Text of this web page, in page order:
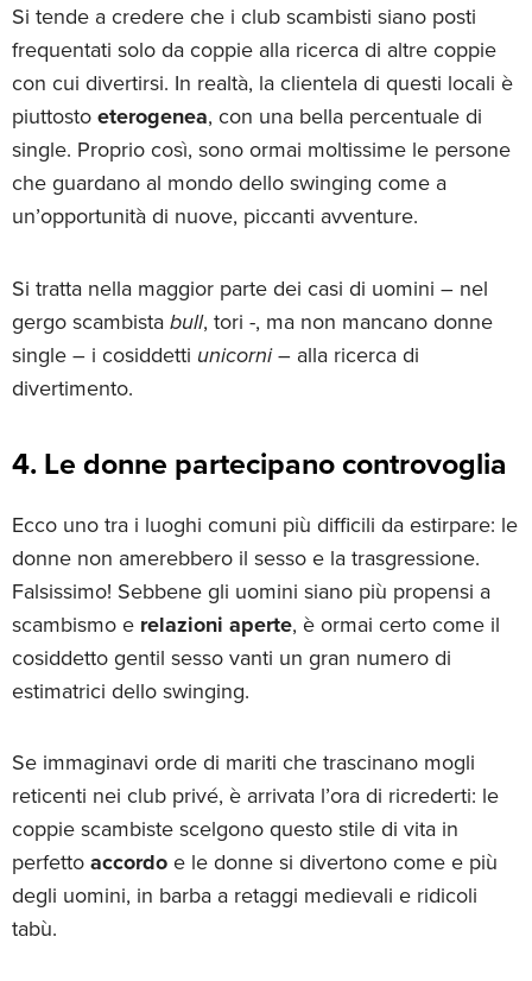
Si tende a credere che i club scambisti siano posti
frequentati solo da coppie alla ricerca di altre coppie
con cui divertirsi. In realtà, la clientela di questi locali è
piuttosto eterogenea, con una bella percentuale di
single. Proprio così, sono ormai moltissime le persone
che guardano al mondo dello swinging come a
un’opportunità di nuove, piccanti avventure.
Si tratta nella maggior parte dei casi di uomini – nel
gergo scambista bull, tori -, ma non mancano donne
single – i cosiddetti unicorni– alla ricerca di
divertimento.
4. Le donne partecipano controvoglia
Ecco uno tra i luoghi comuni più difficili da estirpare: le
donne non amerebbero il sesso e la trasgressione.
Falsissimo! Sebbene gli uomini siano più propensi a
scambismo e relazioni aperte, è ormai certo come il
cosiddetto gentil sesso vanti un gran numero di
estimatrici dello swinging.
Se immaginavi orde di mariti che trascinano mogli
reticenti nei club privé, è arrivata l’ora di ricrederti: le
coppie scambiste scelgono questo stile di vita in
perfetto accordo e le donne si divertono come e più
degli uomini, in barba a retaggi medievali e ridicoli
tabù.